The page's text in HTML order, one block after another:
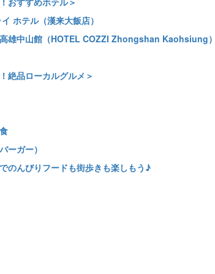
ホテル（漢来大飯店）
雄中山館（HOTEL COZZI Zhongshan Kaohsiung）
絶品ローカルグルメ＞
ーガー）
のんびりフードも街歩きも楽しもう♪